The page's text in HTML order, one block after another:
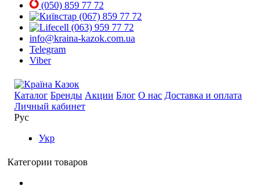
(050) 859 77 72
(067) 859 77 72
(063) 959 77 72
info@kraina-kazok.com.ua
Telegram
Viber
Каталог Бренды Акции Блог О нас Доставка и оплата
Личный кабинет
Рус
Укр
Категории товаров